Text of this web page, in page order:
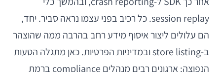
session replay. כל רכיב בפני עצמו נראה סביר. יחד,
הם עלולים ליצור איסוף מידע רחב בהרבה ממה שהוצהר
ב-store listing ובמדיניות הפרטיות. כאן מתגלה הטעות
הנפוצה: ארגונים רבים מנהלים compliance ברמת